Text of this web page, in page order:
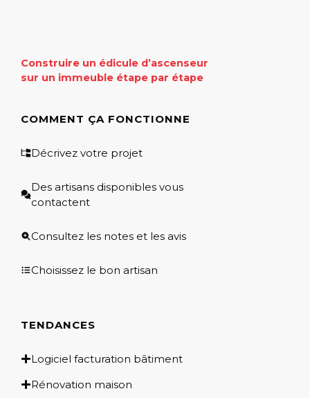
Construire un édicule d’ascenseur
sur un immeuble étape par étape
COMMENT ÇA FONCTIONNE
Décrivez votre projet
Des artisans disponibles vous
contactent
Consultez les notes et les avis
Choisissez le bon artisan
TENDANCES
Logiciel facturation bâtiment
Rénovation maison